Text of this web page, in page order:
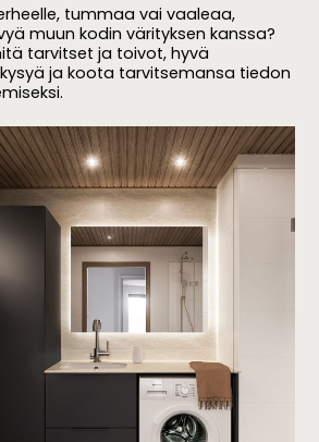
tummaa vai vaaleaa,
muun kodin värityksen kanssa?
tarvitset ja toivot, hyvä
ja koota tarvitsemansa tiedon